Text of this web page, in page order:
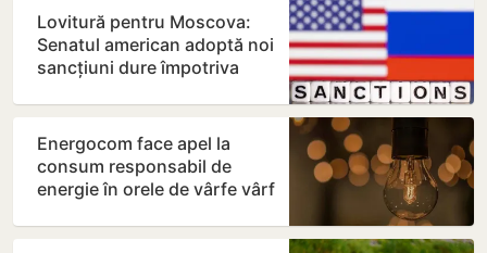
Lovitură pentru Moscova:
Senatul american adoptă noi
sancțiuni dure împotriva
Energocom face apel la
consum responsabil de
energie în orele de vârfe vârf